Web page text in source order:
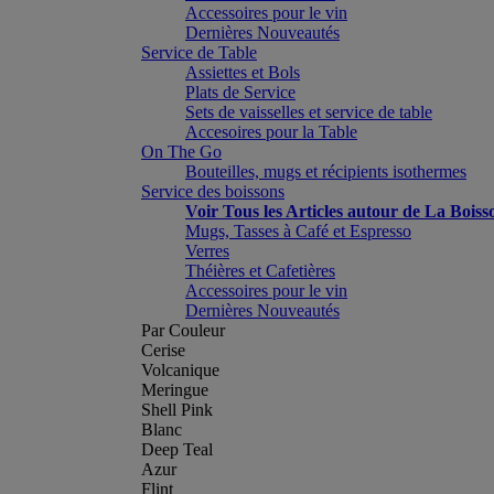
Accessoires pour le vin
Dernières Nouveautés
Service de Table
Assiettes et Bols
Plats de Service
Sets de vaisselles et service de table
Accesoires pour la Table
On The Go
Bouteilles, mugs et récipients isothermes
Service des boissons
Voir Tous les Articles autour de La
Mugs, Tasses à Café et Espresso
Verres
Théières et Cafetières
Accessoires pour le vin
Dernières Nouveautés
Par Couleur
Cerise
Volcanique
Meringue
Shell Pink
Blanc
Deep Teal
Azur
Flint